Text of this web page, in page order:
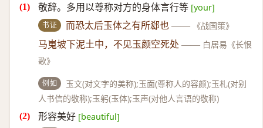
敬辞。多用以尊称对方的身体言行等 [your]
书证 而恐太后玉体之有所郄也 —— 《战国策》
马嵬坡下泥土中，不见玉颜空死处 —— 白居易《长恨
歌》
例如
玉文(对文字的美称);玉面(尊称人的容颜);玉札(对别
人书信的敬称);玉躬(玉体);玉声(对他人言语的敬称)
形容美好 [beautiful]